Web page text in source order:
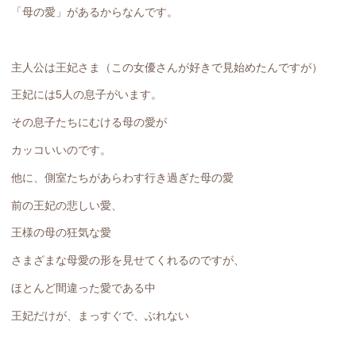
「母の愛」があるからなんです。
主人公は王妃さま（この女優さんが好きで見始めたんですが）
王妃には5人の息子がいます。
その息子たちにむける母の愛が
カッコいいのです。
他に、側室たちがあらわす行き過ぎた母の愛
前の王妃の悲しい愛、
王様の母の狂気な愛
さまざまな母愛の形を見せてくれるのですが、
ほとんど間違った愛である中
王妃だけが、まっすぐで、ぶれない